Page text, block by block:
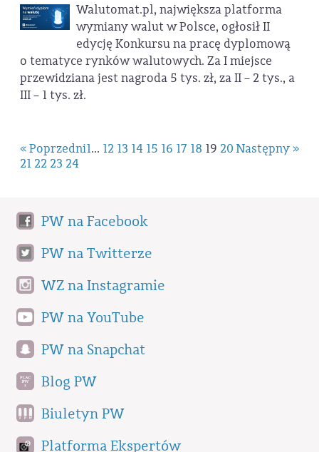
Walutomat.pl, największa platforma
wymiany walut w Polsce, ogłosił II
edycję Konkursu na pracę dyplomową
o tematyce rynków walutowych. Za I miejsce
przewidziana jest nagroda 5 tys. zł, za II – 2 tys., a
III – 1 tys. zł.
« Poprzedni Następny »
1... 12 13 14 15 16 17 18 19 20
21 22 23 24
PW na Facebook
PW na Twitterze
WZ na Instagramie
PW na YouTube
PW na Snapchat
Blog PW
Biuletyn PW
Platforma Ekspertów